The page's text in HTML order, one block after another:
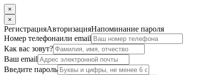
×
×
РегистрацияАвторизацияНапоминание пароля
Номер телефонаили email
Как вас зовут?
Ваш email
Введите пароль